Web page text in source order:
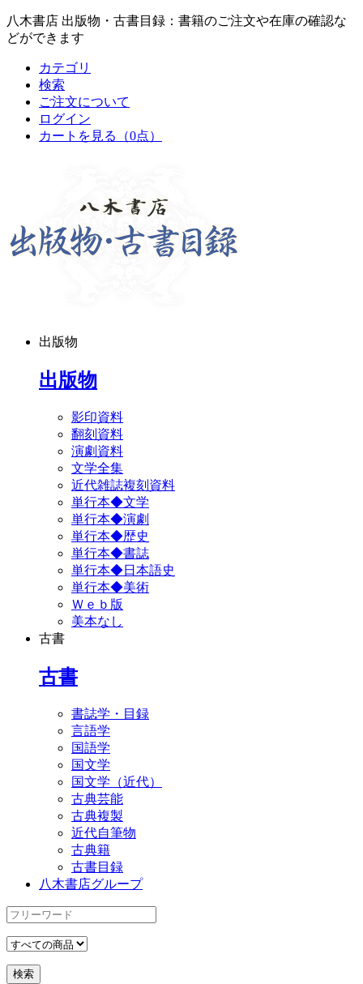
八木書店 出版物・古書目録：書籍のご注文や在庫の確認な
どができます
カテゴリ
検索
ご注文について
ログイン
カートを見る
（0点）
出版物
出版物
影印資料
翻刻資料
演劇資料
文学全集
近代雑誌複刻資料
単行本◆文学
単行本◆演劇
単行本◆歴史
単行本◆書誌
単行本◆日本語史
単行本◆美術
Ｗｅｂ版
美本なし
古書
古書
書誌学・目録
言語学
国語学
国文学
国文学（近代）
古典芸能
古典複製
近代自筆物
古典籍
古書目録
八木書店グループ